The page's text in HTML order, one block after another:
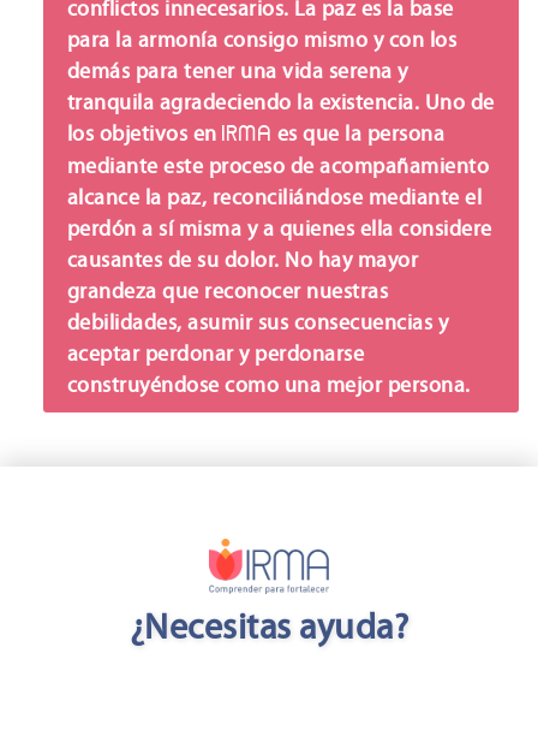
conflictos innecesarios. La paz es la base
para la armonía consigo mismo y con los
demás para tener una vida serena y
tranquila agradeciendo la existencia. Uno de
los objetivos enIRMA es que la persona
mediante este proceso de acompañamiento
alcance la paz, reconciliándose mediante el
perdón a sí misma y a quienes ella considere
causantes de su dolor. No hay mayor
grandeza que reconocer nuestras
debilidades, asumir sus consecuencias y
aceptar perdonar y perdonarse
construyéndose como una mejor persona.
¿Necesitas ayuda?